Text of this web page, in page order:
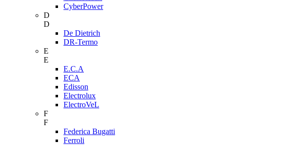
CyberPower
D
D
De Dietrich
DR-Termo
E
E
E.C.A
ECA
Edisson
Electrolux
ElectroVeL
F
F
Federica Bugatti
Ferroli